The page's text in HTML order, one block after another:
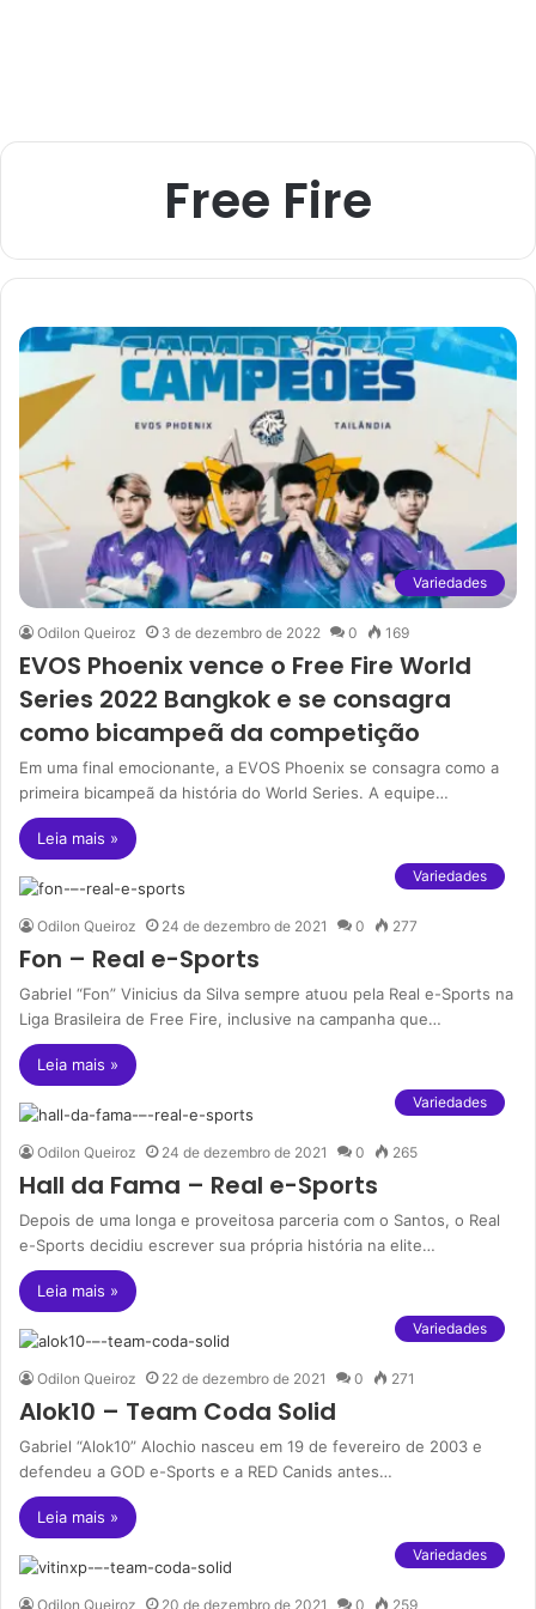
Free Fire
Variedades
Odilon Queiroz 3 de dezembro de 2022 0 169
EVOS Phoenix vence o Free Fire World
Series 2022 Bangkok e se consagra
como bicampeã da competição
Em uma final emocionante, a EVOS Phoenix se consagra como a
primeira bicampeã da história do World Series. A equipe…
Leia mais »
Variedades
Odilon Queiroz 24 de dezembro de 2021 0 277
Fon – Real e-Sports
Gabriel “Fon” Vinicius da Silva sempre atuou pela Real e-Sports na
Liga Brasileira de Free Fire, inclusive na campanha que…
Leia mais »
Variedades
Odilon Queiroz 24 de dezembro de 2021 0 265
Hall da Fama – Real e-Sports
Depois de uma longa e proveitosa parceria com o Santos, o Real
e-Sports decidiu escrever sua própria história na elite…
Leia mais »
Variedades
Odilon Queiroz 22 de dezembro de 2021 0 271
Alok10 – Team Coda Solid
Gabriel “Alok10” Alochio nasceu em 19 de fevereiro de 2003 e
defendeu a GOD e-Sports e a RED Canids antes…
Leia mais »
Variedades
Odilon Queiroz 20 de dezembro de 2021 0 259